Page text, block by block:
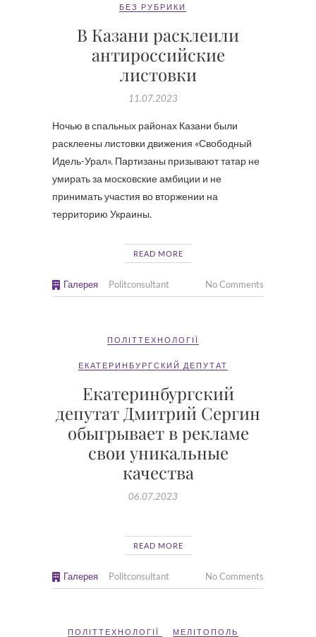
БЕЗ РУБРИКИ
В Казани расклеили
антироссийские
листовки
11.07.2023
Ночью в спальных районах Казани были
расклеены листовки движения «Свободный
Идель-Урал». Партизаны призывают татар не
умирать за московские амбиции и не
принимать участия во вторжении на
территорию Украины.
READ MORE
Галерея Politconsultant No Comments
ПОЛІТТЕХНОЛОГІЇ
ЕКАТЕРИНБУРГСКИЙ ДЕПУТАТ
Екатеринбургский
депутат Дмитрий Сергин
обыгрывает в рекламе
свои уникальные
качества
06.07.2023
READ MORE
Галерея Politconsultant No Comments
ПОЛІТТЕХНОЛОГІЇ МЕЛІТОПОЛЬ